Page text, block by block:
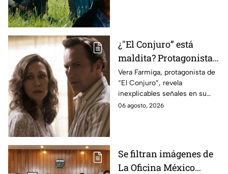
¿"El Conjuro” está
maldita? Protagonista
revela INQUIETANTES
señales en su cuerpo
durante la grabación de
la película
Vera Farmiga, protagonista de
“El Conjuro”, revela
inexplicables señales en su
cuerpo durante el rodaje de la
06 agosto, 2026
Se filtran imágenes de
La Oficina México